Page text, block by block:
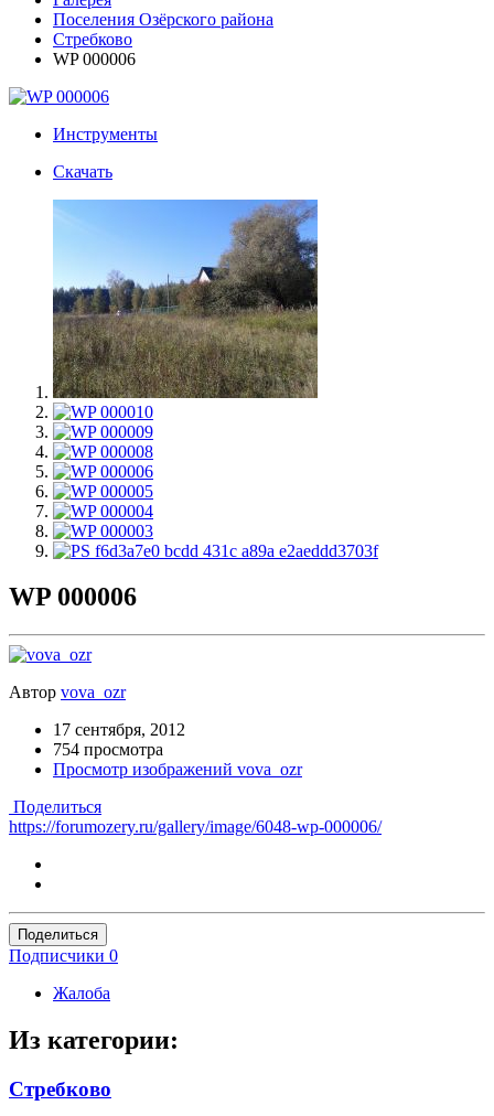
Поселения Озёрского района
Стребково
WP 000006
Инструменты
Скачать
WP 000006
Автор vova_ozr
17 сентября, 2012
754 просмотра
Просмотр изображений vova_ozr
Поделиться
https://forumozery.ru/gallery/image/6048-wp-000006/
Поделиться
Подписчики 0
Жалоба
Из категории:
Стребково